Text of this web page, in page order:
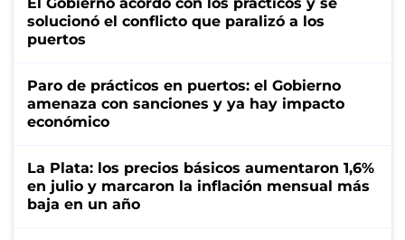
solucionó el conflicto que paralizó a los
puertos
Paro de prácticos en puertos: el Gobierno
amenaza con sanciones y ya hay impacto
económico
La Plata: los precios básicos aumentaron 1,6%
en julio y marcaron la inflación mensual más
baja en un año